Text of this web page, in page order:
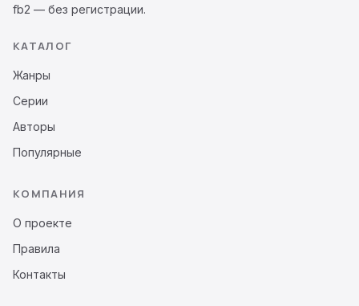
fb2 — без регистрации.
КАТАЛОГ
Жанры
Серии
Авторы
Популярные
КОМПАНИЯ
О проекте
Правила
Контакты